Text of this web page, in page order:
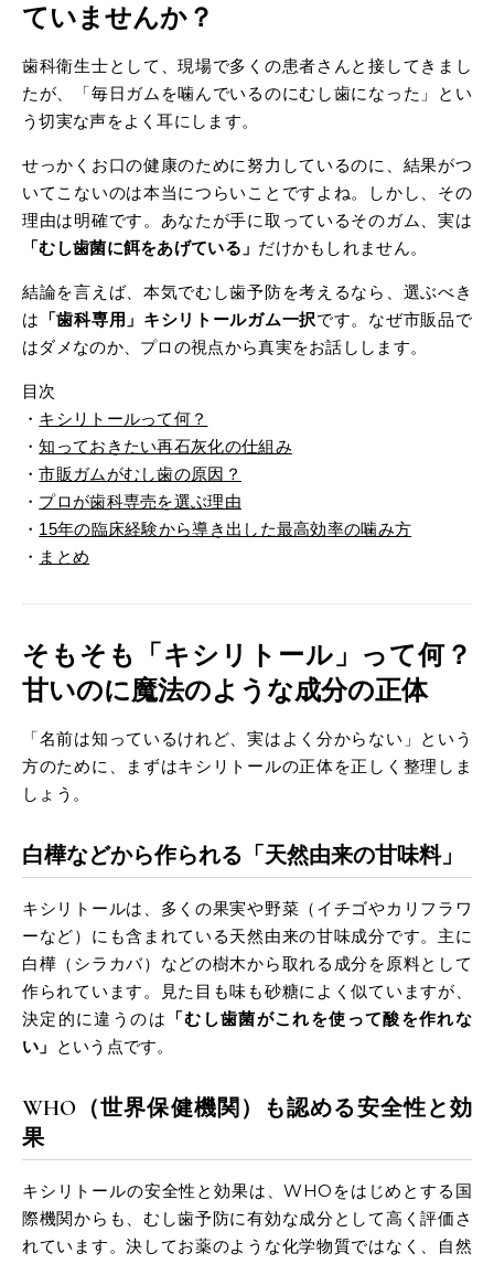
ていませんか？
歯科衛生士として、現場で多くの患者さんと接してきまし
たが、「毎日ガムを噛んでいるのにむし歯になった」とい
う切実な声をよく耳にします。
せっかくお口の健康のために努力しているのに、結果がつ
いてこないのは本当につらいことですよね。しかし、その
理由は明確です。あなたが手に取っているそのガム、実は
「むし歯菌に餌をあげている」 だけかもしれません。
結論を言えば、本気でむし歯予防を考えるなら、選ぶべき
は 「歯科専用」キシリトールガム一択です。なぜ市販品で
はダメなのか、プロの視点から真実をお話しします。
目次
・ キシリトールって何？
・知っておきたい再石灰化の仕組み
・市販ガムがむし歯の原因？
・ プロが歯科専売を選ぶ理由
・ 15年の臨床経験から導き出した最高効率の噛み方
・ まとめ
そもそも「キシリトール」って何？
甘いのに魔法のような成分の正体
「名前は知っているけれど、実はよく分からない」という
方のために、まずはキシリトールの正体を正しく整理しま
しょう。
白樺などから作られる「天然由来の甘味料」
キシリトールは、多くの果実や野菜（イチゴやカリフラワ
ーなど）にも含まれている天然由来の甘味成分です。主に
白樺（シラカバ）などの樹木から取れる成分を原料として
作られています。見た目も味も砂糖によく似ていますが、
決定的に違うのは 「むし歯菌がこれを使って酸を作れな
い」 という点です。
WHO（世界保健機関）も認める安全性と効
果
キシリトールの安全性と効果は、WHOをはじめとする国
際機関からも、むし歯予防に有効な成分として高く評価さ
れています。決してお薬のような化学物質ではなく、自然